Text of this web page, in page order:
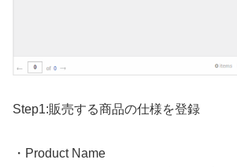
Step1:販売する商品の仕様を登録
・Product Name